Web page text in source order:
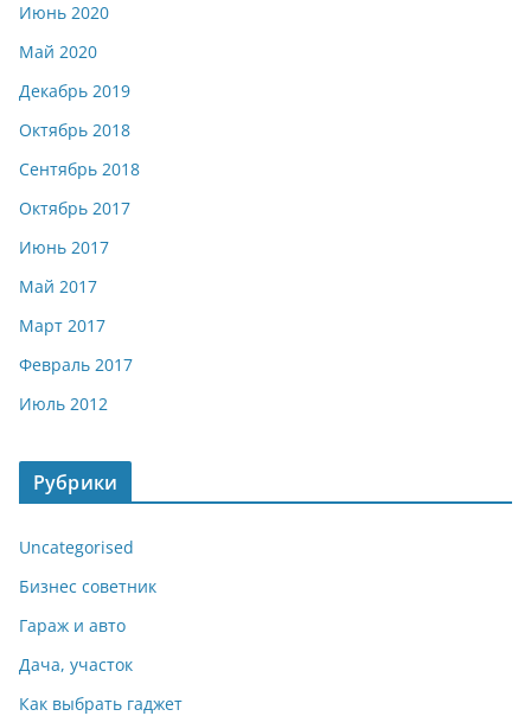
Июнь 2020
Май 2020
Декабрь 2019
Октябрь 2018
Сентябрь 2018
Октябрь 2017
Июнь 2017
Май 2017
Март 2017
Февраль 2017
Июль 2012
Рубрики
Uncategorised
Бизнес советник
Гараж и авто
Дача, участок
Как выбрать гаджет